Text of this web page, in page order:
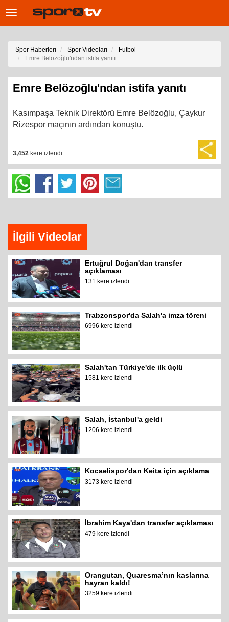
Toggle
Spor Haberleri Spor Videoları
Futbol
Emre Belözoğlu'ndan istifa yanıtı
Emre Belözoğlu'ndan istifa yanıtı
Kasımpaşa Teknik Direktörü Emre Belözoğlu, Çaykur
Rizespor maçının ardından konuştu.
3,452 kere izlendi
İlgili Videolar
Ertuğrul Doğan'dan transfer
açıklaması
131 kere izlendi
Trabzonspor'da Salah'a imza töreni
6996 kere izlendi
Salah'tan Türkiye'de ilk üçlü
1581 kere izlendi
Salah, İstanbul'a geldi
1206 kere izlendi
Kocaelispor'dan Keita için açıklama
3173 kere izlendi
İbrahim Kaya'dan transfer açıklaması
479 kere izlendi
Orangutan, Quaresma’nın kaslarına
hayran kaldı!
3259 kere izlendi